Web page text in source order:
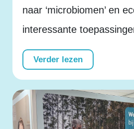
naar ‘microbiomen’ en
interessante
Verder lezen